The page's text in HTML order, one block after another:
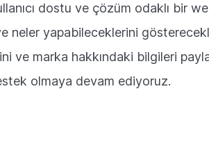
dostu ve çözüm odaklı bir
neler yapabileceklerini
ve marka hakkındaki bilgileri
olmaya devam ediyoruz.